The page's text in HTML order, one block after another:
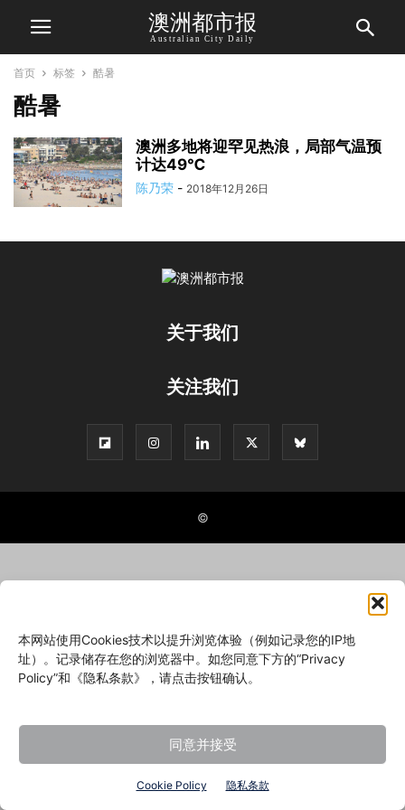
本网站使用Cookies技术以提升浏览体验（例如记录您的IP地
址）。记录储存在您的浏览器中。如您同意下方的“Privacy
Policy”和《隐私条款》，请点击按钮确认。
同意并接受
Cookie Policy 隐私条款
澳洲都市报
Australian City Daily
首页 标签 酷暑
酷暑
澳洲多地将迎罕见热浪，局部气温预
计达49℃
陈乃荣 - 2018年12月26日
关于我们
关注我们
©